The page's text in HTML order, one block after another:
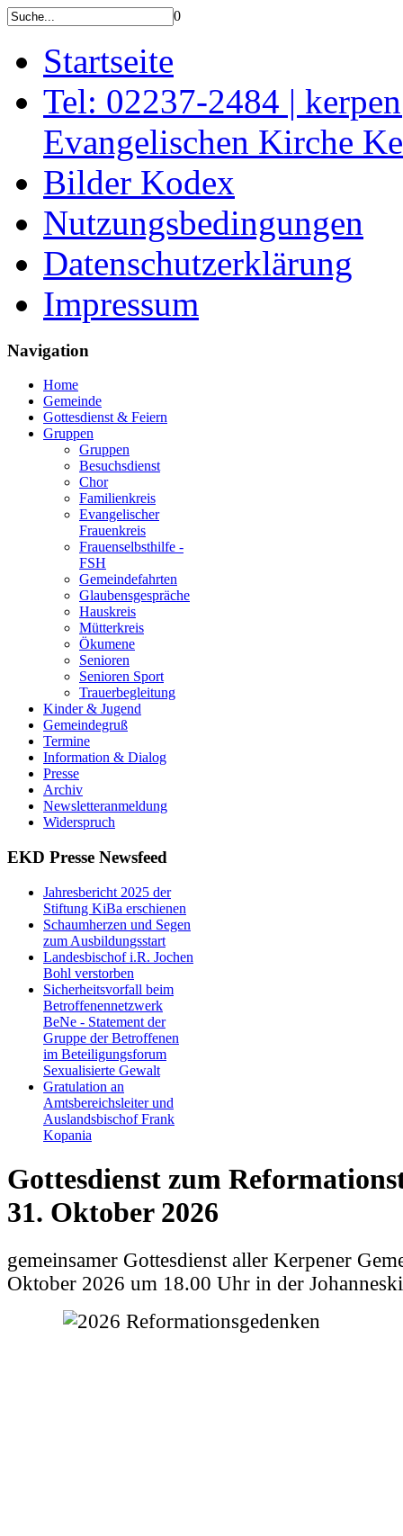
0
Startseite
Tel: 02237-2484 |
Evangelischen Kirche
Bilder Kodex
Nutzungsbedingungen
Datenschutzerklärung
Impressum
Navigation
Home
Gemeinde
Gottesdienst & Feiern
Gruppen
Gruppen
Besuchsdienst
Chor
Familienkreis
Evangelischer
Frauenkreis
Frauenselbsthilfe -
FSH
Gemeindefahrten
Glaubensgespräche
Hauskreis
Mütterkreis
Ökumene
Senioren
Senioren Sport
Trauerbegleitung
Kinder & Jugend
Gemeindegruß
Termine
Information & Dialog
Presse
Archiv
Newsletteranmeldung
Widerspruch
EKD Presse Newsfeed
Jahresbericht 2025 der
Stiftung KiBa erschienen
Schaumherzen und Segen
zum Ausbildungsstart
Landesbischof i.R. Jochen
Bohl verstorben
Sicherheitsvorfall beim
Betroffenennetzwerk
BeNe - Statement der
Gruppe der Betroffenen
im Beteiligungsforum
Sexualisierte Gewalt
Gratulation an
Amtsbereichsleiter und
Auslandsbischof Frank
Kopania
Gottesdienst zum
31. Oktober 2026
gemeinsamer Gottesdienst aller Kerpener
Oktober 2026 um 18.00 Uhr in der